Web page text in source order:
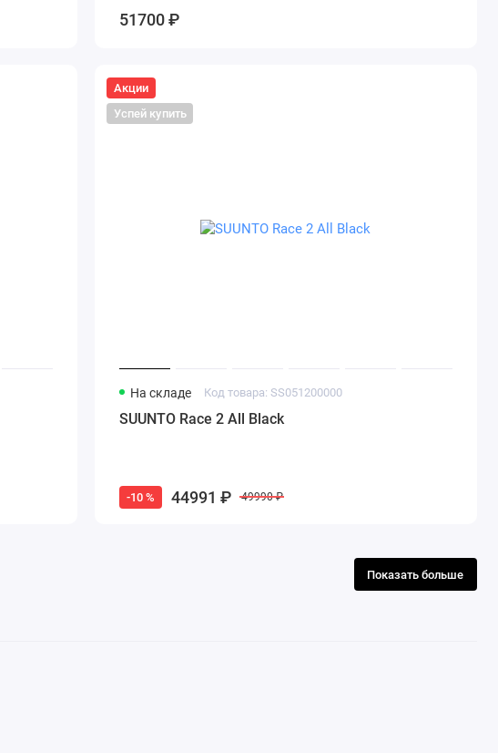
51700 ₽
Акции
Успей купить
На складе Код товара: SS051200000
SUUNTO Race 2 All Black
-10 % 44991 ₽ 49990 ₽
Показать больше